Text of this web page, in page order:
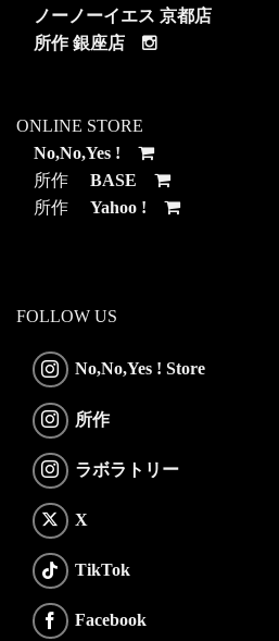
ノーノーイエス 京都店
所作 銀座店
ONLINE STORE
No,No,Yes !
所作 BASE
所作 Yahoo !
FOLLOW US
No,No,Yes ! Store
所作
ラボラトリー
X
TikTok
Facebook